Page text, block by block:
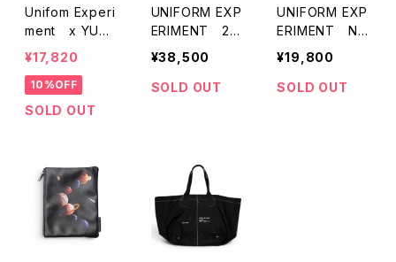
Unifom Experi
ment x YUNI
YOSHIDA Print
T-Shirts
¥17,820
10%OFF
SOLD OUT
UNIFORM EXP
ERIMENT 22
AW Nordic Pul
lover Knit (藤
原ヒロシ着用）
¥38,500
SOLD OUT
UNIFORM EXP
ERIMENT No
rdic Pullover
Knit
¥19,800
SOLD OUT